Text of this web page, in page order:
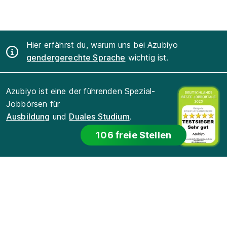
106 freie Stellen
Hier erfährst du, warum uns bei Azubiyo
gendergerechte Sprache wichtig ist.
Azubiyo ist eine der führenden Spezial-
Jobbörsen für
Ausbildung und Duales Studium.